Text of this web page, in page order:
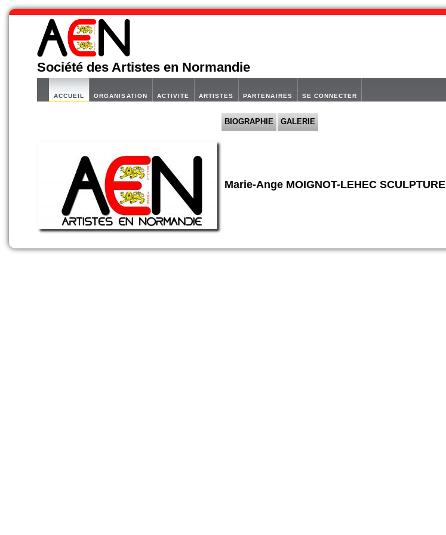
Société des Artistes en Normandie
ACCUEIL ORGANISATION ACTIVITE ARTISTES PARTENAIRES SE CONNECTER
BIOGRAPHIE GALERIE
Marie-Ange MOIGNOT-LEHEC SCULPTURE